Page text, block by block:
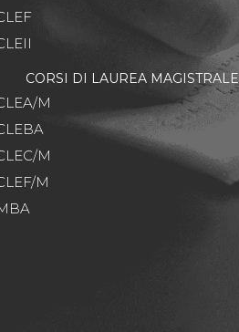
CORSI DI LAUREA MAGISTRALE
M
M
M